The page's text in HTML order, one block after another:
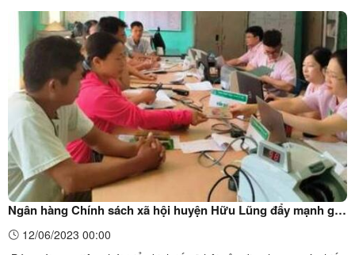
viên Ban đại diện HĐQT NHCSXH tỉnh Lạng Sơn làm Trưởng đoàn
đã có buổi kiểm tra, giám sát tình hình hoạt động tín ...
Ngân hàng Chính sách xã hội huyện Hữu Lũng đẩy mạnh giải
ngân các chương trình tín dụng chính sách
12/06/2023 00:00